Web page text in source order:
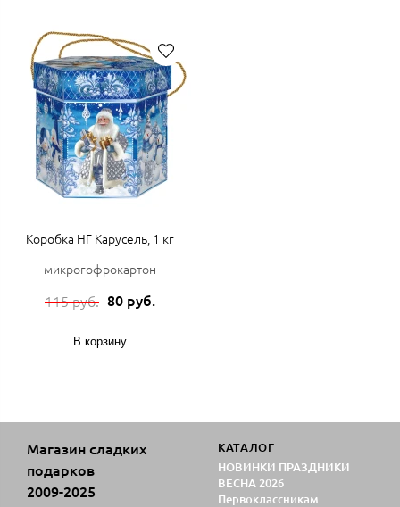
Коробка НГ Карусель, 1 кг
микрогофрокартон
115 руб. 80 руб.
В корзину
Магазин сладких
подарков
2009-2025
КАТАЛОГ
НОВИНКИ ПРАЗДНИКИ
ВЕСНА 2026
Первоклассникам